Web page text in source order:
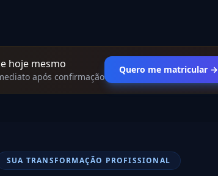
hoje mesmo
após confirmação
Quero me matricular →
SUA TRANSFORMAÇÃO PROFISSIONAL